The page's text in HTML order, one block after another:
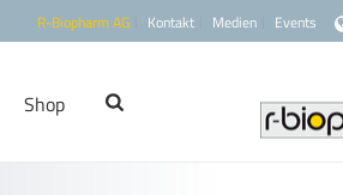
R-Biopharm AG Kontakt Medien Events
Shop